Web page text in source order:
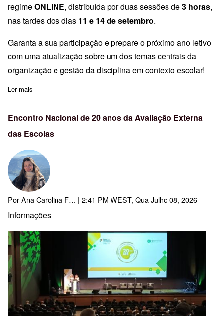
regimeONLINE, distribuída por duas sessões de3 horas,
nas tardes dos dias 11 e 14 de setembro.
Garanta a sua participação e prepare o próximo ano letivo
com uma atualização sobre um dos temas centrais da
organização e gestão da disciplina em contexto escolar!
Ler mais
Encontro Nacional de 20 anos da Avaliação Externa
das Escolas
PorAna Carolina F… | 2:41 PM WEST, Qua Julho 08, 2026
Informações